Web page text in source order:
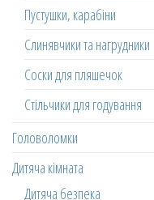
Пустушки, карабіни
Слинявчики та нагрудники
Соски для пляшечок
Стільчики для годування
Головоломки
Дитяча кімната
Дитяча безпека